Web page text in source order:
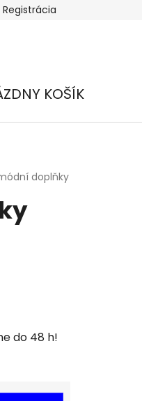
Registrácia
KOŠÍK
doplňky